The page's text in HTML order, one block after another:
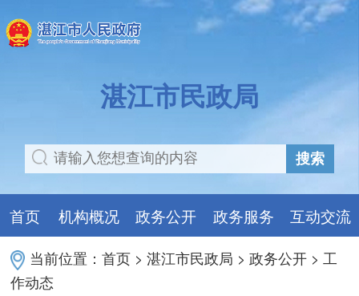
湛江市民政局
搜索
首页 机构概况 政务公开 政务服务 互动交流
当前位置：首页 >湛江市民政局 >政务公开 > 工
作动态